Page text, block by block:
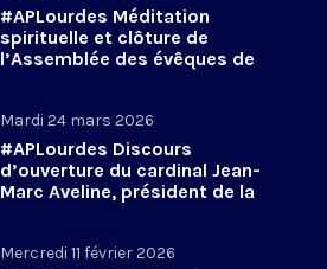
#APLourdes Méditation
spirituelle et clôture de
l’Assemblée des évêques de
Mardi 24 mars 2026
#APLourdes Discours
d’ouverture du cardinal Jean-
Marc Aveline, président de la
Mercredi 11 février 2026